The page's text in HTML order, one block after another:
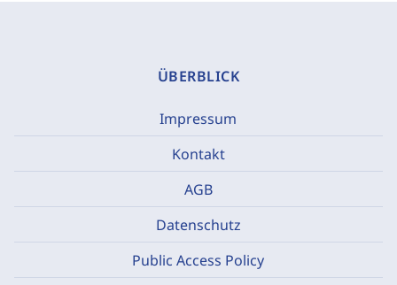
ÜBERBLICK
Impressum
Kontakt
AGB
Datenschutz
Public Access Policy